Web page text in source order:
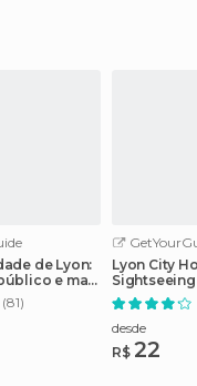
de Lyon:
e mais
(81)
Lyon City
desde
R$ 22